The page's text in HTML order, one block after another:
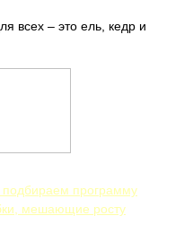
всех – это ель, кедр и
программу
мешающие росту